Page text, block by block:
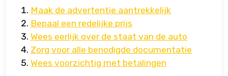
Maak de advertentie aantrekkelijk
Bepaal een redelijke prijs
Wees eerlijk over de staat van de auto
Zorg voor alle benodigde documentatie
Wees voorzichtig met betalingen